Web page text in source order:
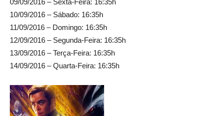
10/09/2016 – Sábado: 16:35h
11/09/2016 – Domingo: 16:35h
12/09/2016 – Segunda-Feira: 16:35h
13/09/2016 – Terça-Feira: 16:35h
14/09/2016 – Quarta-Feira: 16:35h